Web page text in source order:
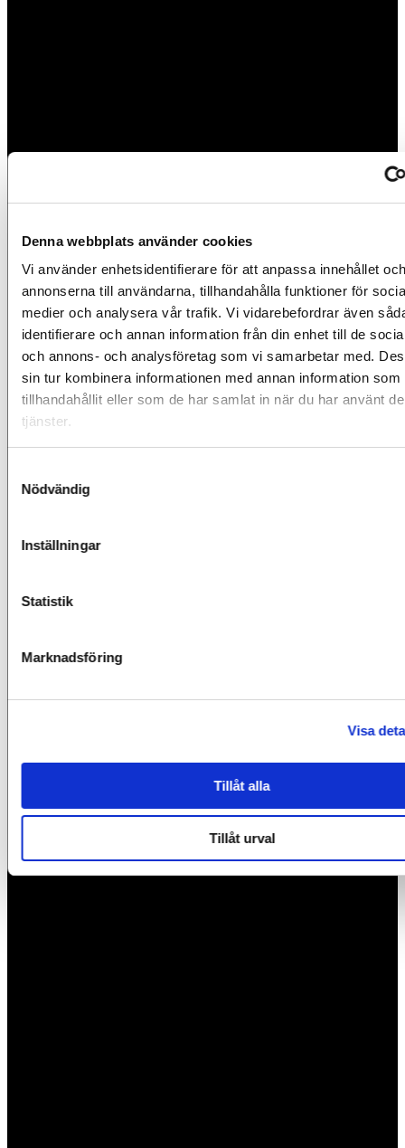
Denna webbplats använder cookies
Vi använder enhetsidentifierare för att anpassa innehållet och
annonserna till användarna, tillhandahålla funktioner för
medier och analysera vår trafik. Vi vidarebefordrar även
identifierare och annan information från din enhet till de
och annons- och analysföretag som vi samarbetar med.
sin tur kombinera informationen med annan information som
tillhandahållit eller som de har samlat in när du har använt
tjänster.
Nödvändig
Inställningar
Statistik
Marknadsföring
Visa
Tillåt alla
Tillåt urval